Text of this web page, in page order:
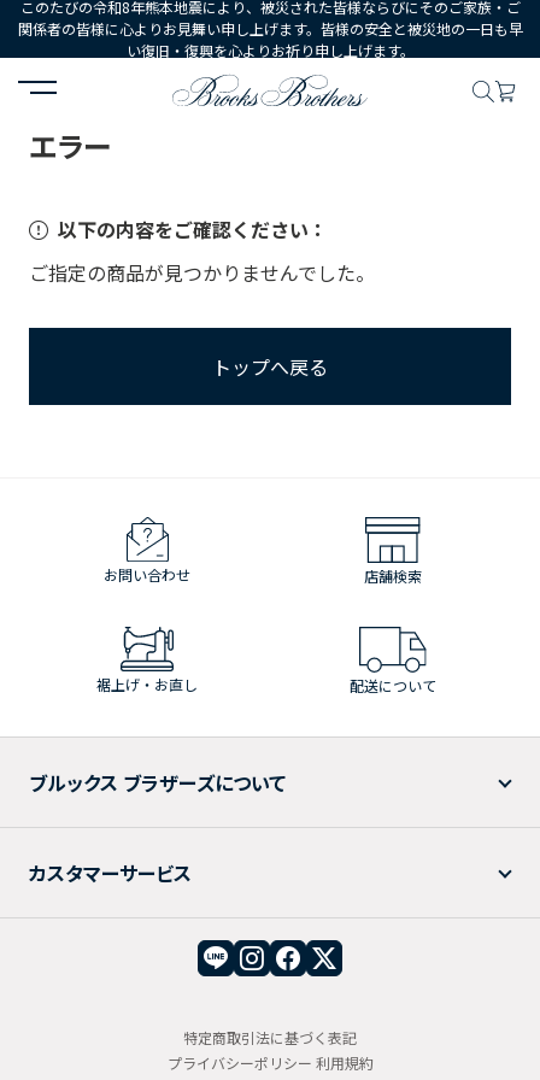
このたびの令和8年熊本地震により、被災された皆様ならびにそのご家族・ご
関係者の皆様に心よりお見舞い申し上げます。皆様の安全と被災地の一日も早
い復旧・復興を心よりお祈り申し上げます。
HOME
エラー
以下の内容をご確認ください：
ご指定の商品が見つかりませんでした。
トップへ戻る
お問い合わせ 店舗検索
裾上げ・お直し 配送について
ブルックス ブラザーズについて
カスタマーサービス
特定商取引法に基づく表記
プライバシーポリシー 利用規約